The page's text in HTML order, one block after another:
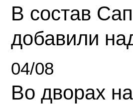
В состав
добавили
04/08
Во дворах